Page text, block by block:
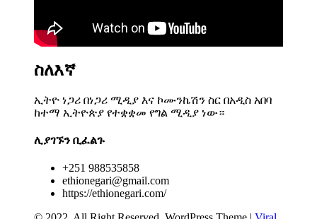
ስለእኛ
ኢትዮ ነጋሪ በነጋሪ ሚዲያ እና ኮሙንኬሽን ስር በአዲስ አበባ
ከተማ ኢትዮጵያ የተቋቋመ የግል ሚዲያ ነው።
ሊያገኙን ቢፈልጉ
+251 988535858
ethionegari@gmail.com
https://ethionegari.com/